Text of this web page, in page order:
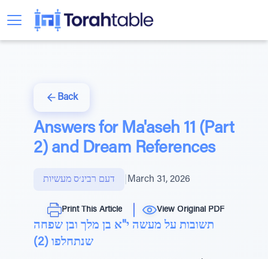
Back
Answers for Ma'aseh 11 (Part
2) and Dream References
דעם רבינ׳ס מעשיות March 31, 2026
Print This Article View Original PDF
תשובות על מעשה י"א בן מלך ובן שפחה
שנתחלפו (2)